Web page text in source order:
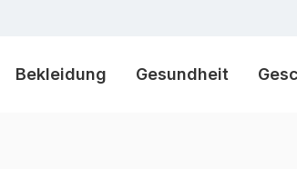
Bekleidung Gesundheit